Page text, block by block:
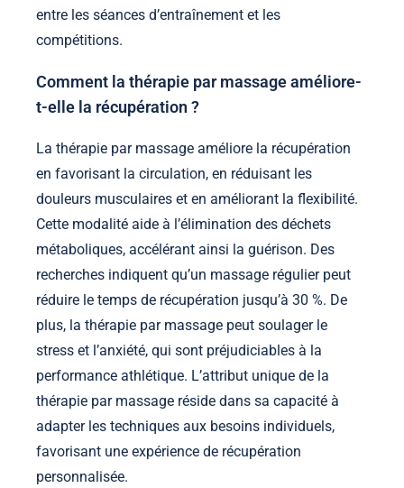
entre les séances d’entraînement et les
compétitions.
Comment la thérapie par massage améliore-
t-elle la récupération ?
La thérapie par massage améliore la récupération
en favorisant la circulation, en réduisant les
douleurs musculaires et en améliorant la flexibilité.
Cette modalité aide à l’élimination des déchets
métaboliques, accélérant ainsi la guérison. Des
recherches indiquent qu’un massage régulier peut
réduire le temps de récupération jusqu’à 30 %. De
plus, la thérapie par massage peut soulager le
stress et l’anxiété, qui sont préjudiciables à la
performance athlétique. L’attribut unique de la
thérapie par massage réside dans sa capacité à
adapter les techniques aux besoins individuels,
favorisant une expérience de récupération
personnalisée.